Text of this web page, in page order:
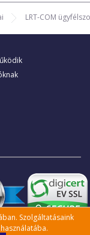
LRT-COM
Szolgáltatásaink